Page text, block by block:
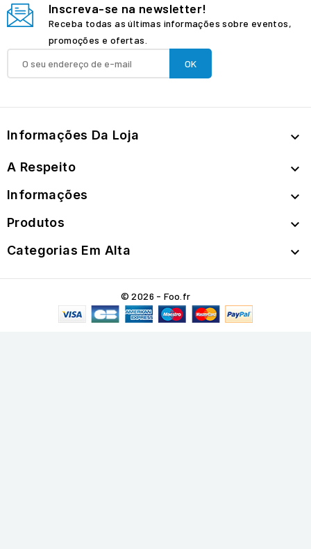
Inscreva-se na newsletter!
Receba todas as últimas informações sobre eventos,
promoções e ofertas.
Informações Da Loja 
A Respeito 
Informações 
Produtos 
Categorias Em Alta 
© 2026 - Foo.fr